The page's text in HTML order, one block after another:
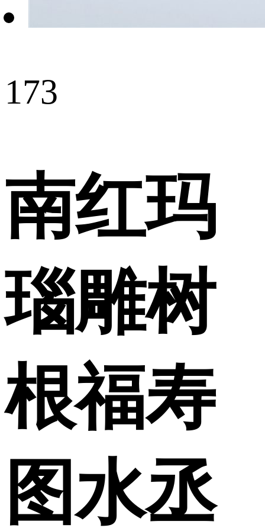
173
南红玛
瑙雕树
根福寿
图水丞